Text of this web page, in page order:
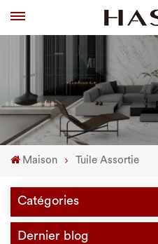
Maison Tuile Assortie
Catégories
Dernier blog